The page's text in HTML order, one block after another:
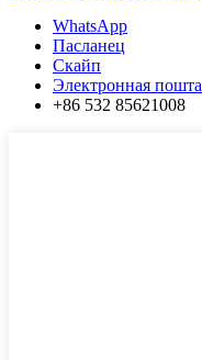
WhatsApp
Пасланец
Скайп
Электронная пошта
+86 532 85621008